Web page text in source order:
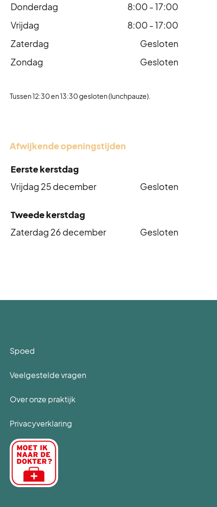
Donderdag
8:00 - 17:00
Vrijdag
8:00 - 17:00
Zaterdag
Gesloten
Zondag
Gesloten
Tussen 12:30 en 13:30 gesloten (lunchpauze).
Afwijkende openingstijden
Eerste kerstdag
Vrijdag 25 december
Gesloten
Tweede kerstdag
Zaterdag 26 december
Gesloten
Spoed
Veelgestelde vragen
Over onze praktijk
Privacyverklaring